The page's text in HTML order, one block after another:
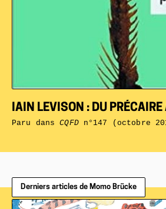
IAIN LEVISON : DU
Paru dansCQFDn°147 (octobre
Derniers articles de Momo Brücke